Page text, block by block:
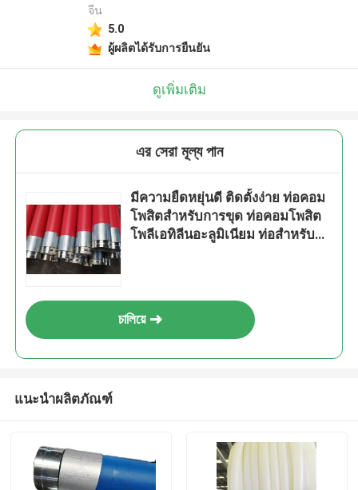
จีน
5.0
ผู้ผลิตได้รับการยืนยัน
ดูเพิ่มเติม
এর সেরা মূল্য পান
มีความยืดหยุ่นดี ติดตั้งง่าย ท่อคอม
โพสิตสำหรับการขุด ท่อคอมโพสิต
โพลีเอทิลีนอะลูมิเนียม ท่อสำหรับ
চালিয়ে
แนะนำผลิตภัณฑ์